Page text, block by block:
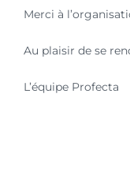
Merci à
Au plaisir de se
L’équipe Profecta